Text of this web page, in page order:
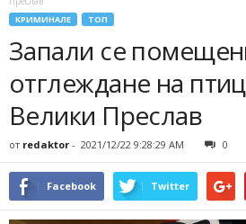
КРИМИНАЛЕ ТОП
Запали се
отглеждане на
Велики Преслав
от redaktor - 2021/12/22 9:28:29 AM 0
Facebook Twitter